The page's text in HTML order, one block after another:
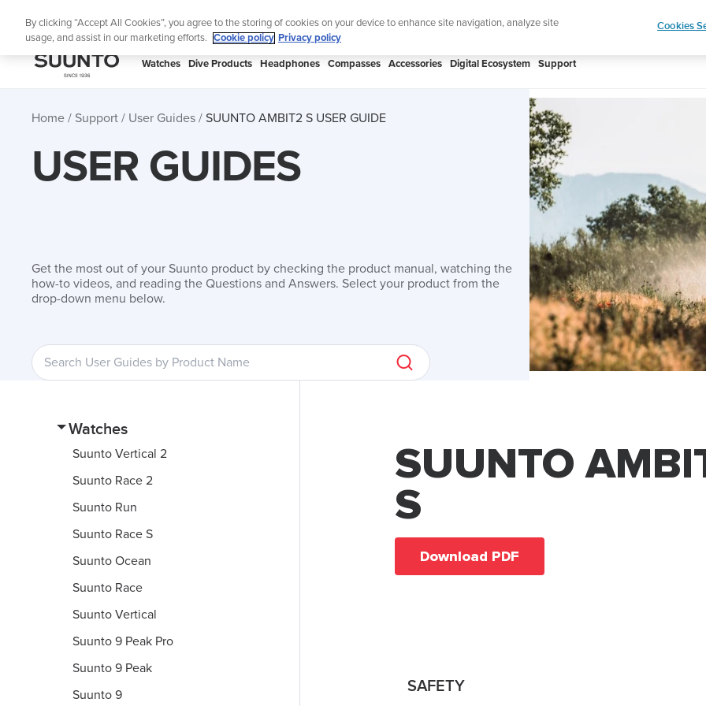
The ultimate performance watch out now! Shop
SUUNTO
Watches Dive Products Headphones Compasses Accessories Digital Ecosystem Support
Home Support User Guides SUUNTO AMBIT2 S USER GUIDE
USER GUIDES
Get the most out of your Suunto product by checking the product manual, watching the
how-to videos, and reading the Questions and Answers. Select your product from the
drop-down menu below.
Watches
Suunto Vertical 2
Suunto Race 2
Suunto Run
Suunto Race S
Suunto Ocean
Suunto Race
Suunto Vertical
Suunto 9 Peak Pro
Suunto 9 Peak
Suunto 9
SUUNTO
S
Download PDF
SAFETY
By clicking “Accept All Cookies”, you agree to the storing of cookies on your device to enhance site navigation, analyze site
usage, and assist in our marketing efforts.
Cookie policy Privacy policy
Cookies